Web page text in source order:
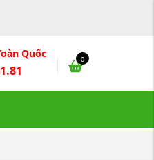
Quốc 0